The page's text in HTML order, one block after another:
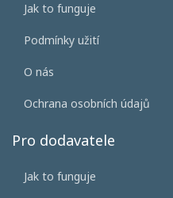
Jak to funguje
Podmínky užití
O nás
Ochrana osobních údajů
Pro dodavatele
Jak to funguje